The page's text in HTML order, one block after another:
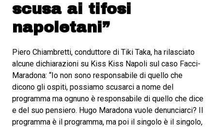
scusa ai tifosi
napoletani”
Piero Chiambretti, conduttore di Tiki Taka, ha rilasciato
alcune dichiarazioni su Kiss Kiss Napoli sul caso Facci-
Maradona: “Io non sono responsabile di quello che
dicono gli ospiti, possiamo scusarci a nome del
programma ma ognuno è responsabile di quello che dice
e del suo pensiero. Hugo Maradona vuole denunciarci? Il
programma è il programma, ma poi il singolo è il singolo,